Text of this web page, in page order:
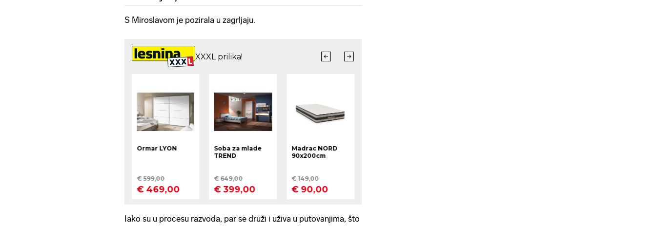
S Miroslavom je pozirala u zagrljaju.
Iako su u procesu razvoda, par se druži i uživa u putovanjima, što